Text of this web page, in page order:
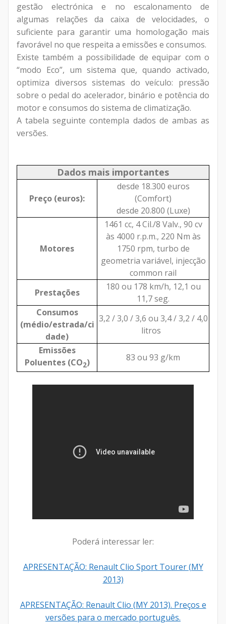
gestão electrónica e no escalonamento de
algumas relações da caixa de velocidades, o
suficiente para garantir uma homologação mais
favorável no que respeita a emissões e consumos.
Existe também a possibilidade de equipar com o
“modo Eco”, um sistema que, quando activado,
optimiza diversos sistemas do veículo: pressão
sobre o pedal do acelerador, binário e potência do
motor e consumos do sistema de climatização.
A tabela seguinte contempla dados de ambas as
versões.
Dados mais importantes
Preço (euros):
desde 18.300 euros
(Comfort)
desde 20.800 (Luxe)
Motores
1461 cc, 4 Cil./8 Valv., 90 cv
às 4000 r.p.m., 220 Nm às
1750 rpm, turbo de
geometria variável, injecção
common rail
Prestações
180 ou 178 km/h, 12,1 ou
11,7 seg.
Consumos
(médio/estrada/ci
dade)
3,2 / 3,0 / 3,6 ou 3,4/ 3,2 / 4,0
litros
Emissões
Poluentes (CO2) 83 ou 93 g/km
Poderá interessar ler:
APRESENTAÇÃO: Renault Clio Sport Tourer (MY
2013)
APRESENTAÇÃO: Renault Clio (MY 2013). Preços e
versões para o mercado português.